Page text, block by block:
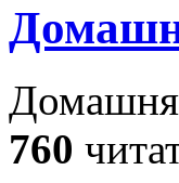
760